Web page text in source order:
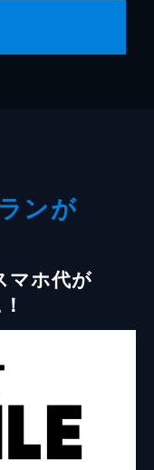
ンが
マホ代が